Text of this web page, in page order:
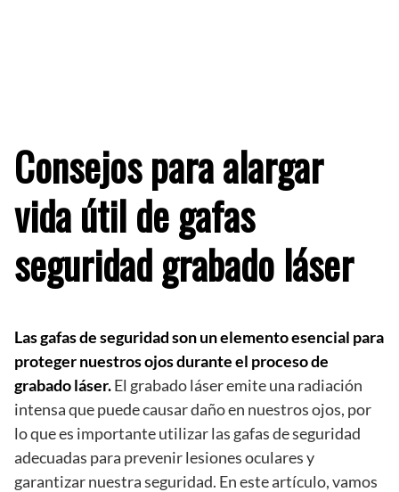
Consejos para alargar
vida útil de gafas
seguridad grabado láser
Las gafas de seguridad son un elemento esencial para
proteger nuestros ojos durante el proceso de
grabado láser.El grabado láser emite una radiación
intensa que puede causar daño en nuestros ojos, por
lo que es importante utilizar las gafas de seguridad
adecuadas para prevenir lesiones oculares y
garantizar nuestra seguridad. En este artículo, vamos